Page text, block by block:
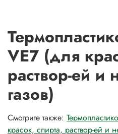
VE7 (для
раствор-ей и
газов)
Смотрите также:
красок, спирта, раствор-ей и